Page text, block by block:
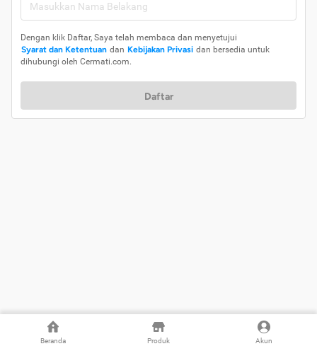
Beranda Produk Akun
Dengan klik Daftar, Saya telah membaca dan menyetujui
Syarat dan Ketentuan dan Kebijakan Privasi dan bersedia untuk
dihubungi oleh Cermati.com.
Daftar